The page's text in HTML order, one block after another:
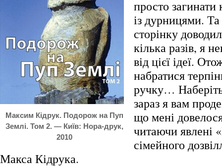
Максим Кідрук. Подорож на Пуп
Землі. Том 2. — Київ: Нора-друк,
2010
просто загинати
із дурницями.
сторінку
кілька разів, я
від цієї ідеї.
набратися
ручку…
зараз я вам
що мені
читаючи явлені
сімейного
Макса Кідрука.